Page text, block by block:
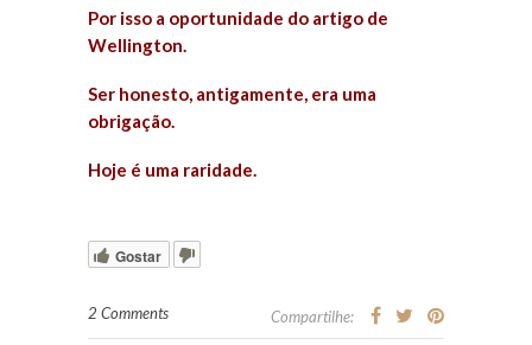
Por isso a oportunidade do artigo de
Wellington.
Ser honesto, antigamente, era uma
obrigação.
Hoje é uma raridade.
Gostar
2 Comments Compartilhe: